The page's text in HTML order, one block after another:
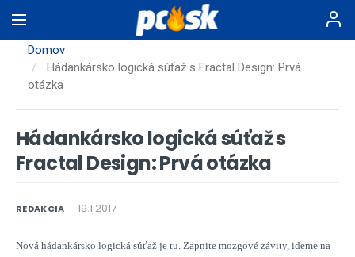
na
hlavnýDomov
Hádankársko logická súťaž s Fractal Design: Prvá
otázka
Hádankársko logická súťaž s
Fractal Design: Prvá otázka
REDAKCIA 19.1.2017
Nová hádankársko logická súťaž je tu. Zapnite mozgové závity, ideme na